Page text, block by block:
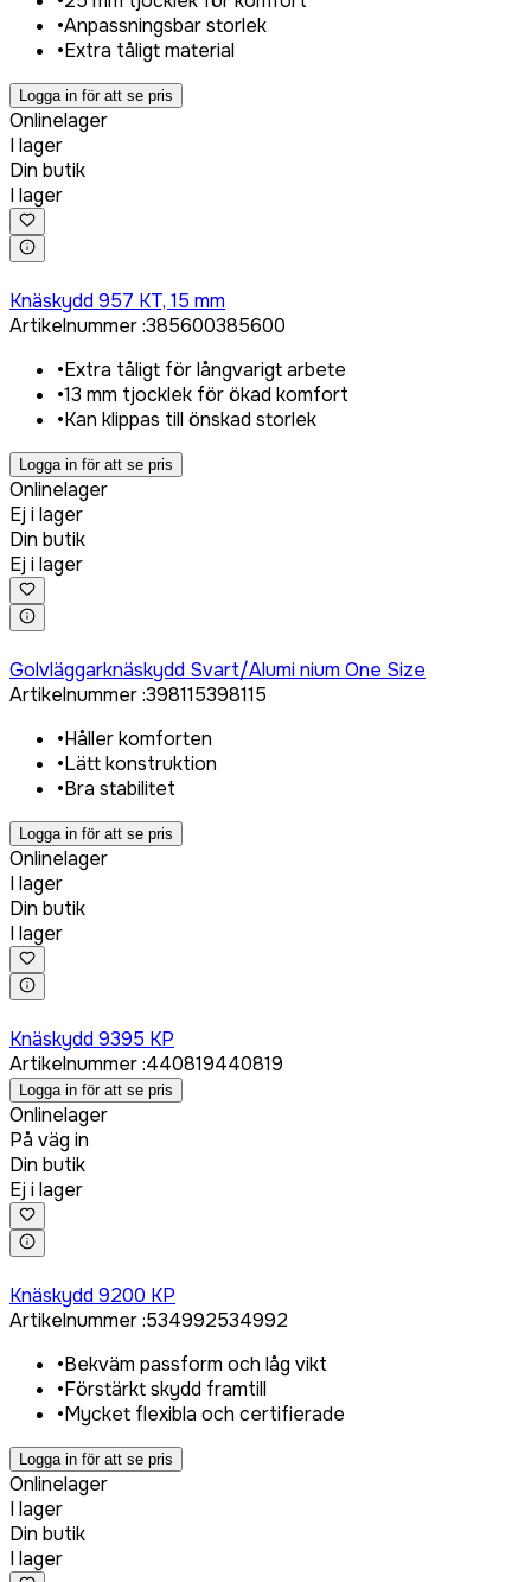
•Anpassningsbar storlek
•Extra tåligt material
Logga in för att se pris
Onlinelager
I lager
Din butik
I lager
Knäskydd 957 KT, 15 mm
Artikelnummer:385600385600
•Extra tåligt för långvarigt arbete
•13 mm tjocklek för ökad komfort
•Kan klippas till önskad storlek
Logga in för att se pris
Onlinelager
Ej i lager
Din butik
Ej i lager
Golvläggarknäskydd Svart/Alumi nium One Size
Artikelnummer:398115398115
•Håller komforten
•Lätt konstruktion
•Bra stabilitet
Logga in för att se pris
Onlinelager
I lager
Din butik
I lager
Knäskydd 9395 KP
Artikelnummer:440819440819
Logga in för att se pris
Onlinelager
På väg in
Din butik
Ej i lager
Knäskydd 9200 KP
Artikelnummer:534992534992
•Bekväm passform och låg vikt
•Förstärkt skydd framtill
•Mycket flexibla och certifierade
Logga in för att se pris
Onlinelager
I lager
Din butik
I lager